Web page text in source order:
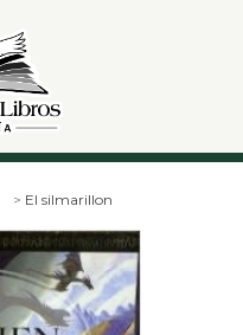
El silmarillon